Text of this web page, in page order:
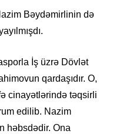
Bəydəmirlinin də
İş üzrə Dövlət
qardaşıdır. O,
cinayətlərində təqsirli
edilib. Nazim
həbsdədir. Ona